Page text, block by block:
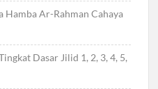
Hamba Ar-Rahman Cahaya
Dasar Jilid 1, 2, 3, 4, 5,